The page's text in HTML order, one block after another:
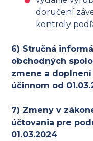
doručení
kontroly
6) Stručná
obchodných
zmene a
účinnom od
7) Zmeny v
účtovania pre
01.03.2024